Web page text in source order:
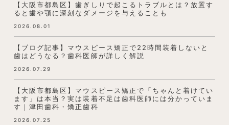
【大阪市都島区】歯ぎしりで起こるトラブルとは？放置す
ると歯や顎に深刻なダメージを与えることも
2026.08.01
【ブログ記事】マウスピース矯正で22時間装着しないと
歯はどうなる？歯科医師が詳しく解説
2026.07.29
【大阪市都島区】マウスピース矯正で「ちゃんと着けてい
ます」は本当？実は装着不足は歯科医師には分かっていま
す｜津田歯科・矯正歯科
2026.07.25